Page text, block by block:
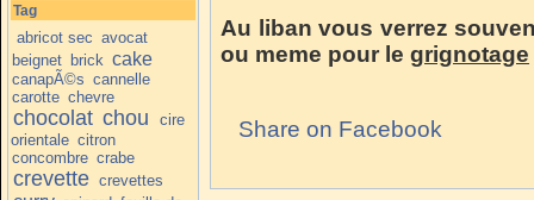
Tag
abricot sec avocat
beignet brick cake
canapÃ©s cannelle
carotte chevre
chocolat chou
cire
orientale citron
concombre crabe
crevette crevettes
Au liban vous verrez
ou meme pour le grignotage
Share on Facebook